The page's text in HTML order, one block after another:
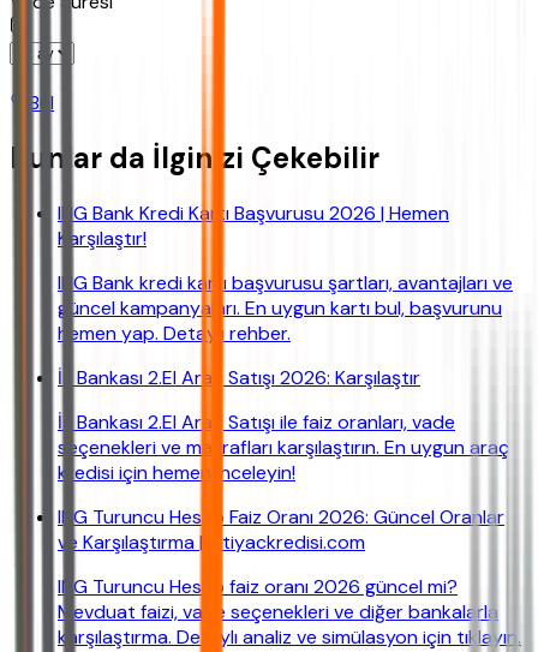
Bul
Bunlar da İlginizi Çekebilir
ING Bank Kredi Kartı Başvurusu 2026 | Hemen
Karşılaştır!
ING Bank kredi kartı başvurusu şartları, avantajları ve
güncel kampanyaları. En uygun kartı bul, başvurunu
hemen yap. Detaylı rehber.
İş Bankası 2.El Araç Satışı 2026: Karşılaştır
İş Bankası 2.El Araç Satışı ile faiz oranları, vade
seçenekleri ve masrafları karşılaştırın. En uygun araç
kredisi için hemen inceleyin!
ING Turuncu Hesap Faiz Oranı 2026: Güncel Oranlar
ve Karşılaştırma | ihtiyackredisi.com
ING Turuncu Hesap faiz oranı 2026 güncel mi?
Mevduat faizi, vade seçenekleri ve diğer bankalarla
karşılaştırma. Detaylı analiz ve simülasyon için tıklayın.